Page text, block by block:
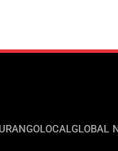
LOCALGLOBAL